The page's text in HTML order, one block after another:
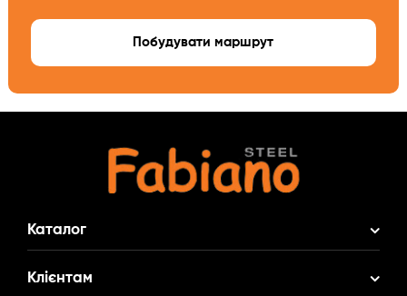
Побудувати маршрут
Каталог
Акційні Комплекти
Клієнтам